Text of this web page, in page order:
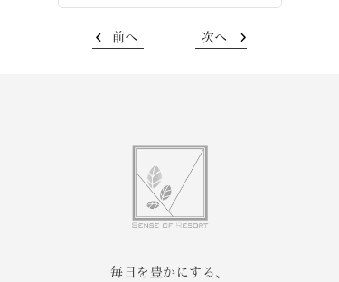
前へ 次へ
毎日を豊かにする、